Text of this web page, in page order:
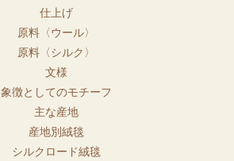
仕上げ
原料〈ウール〉
原料〈シルク〉
文様
象徴としてのモチーフ
主な産地
産地別絨毯
シルクロード絨毯